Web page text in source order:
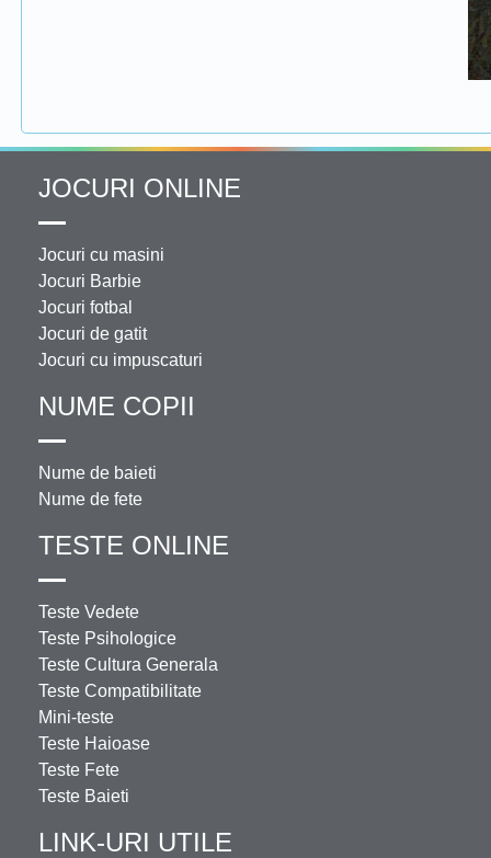
JOCURI ONLINE
Jocuri cu masini
Jocuri Barbie
Jocuri fotbal
Jocuri de gatit
Jocuri cu impuscaturi
NUME COPII
Nume de baieti
Nume de fete
TESTE ONLINE
Teste Vedete
Teste Psihologice
Teste Cultura Generala
Teste Compatibilitate
Mini-teste
Teste Haioase
Teste Fete
Teste Baieti
LINK-URI UTILE